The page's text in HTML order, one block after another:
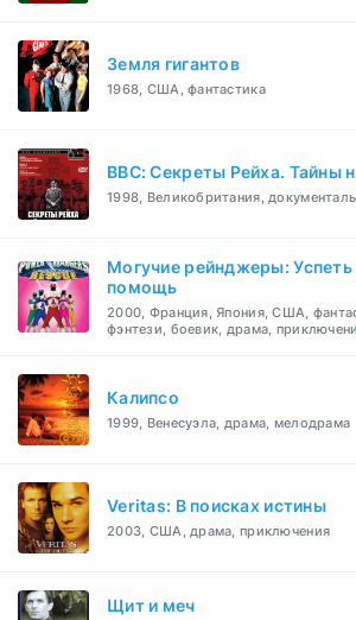
Земля гигантов
1968, США, фантастика
BBC: Секреты Рейха. Тайны
1998, Великобритания,
Могучие рейнджеры: Успеть
помощь
2000, Франция, Япония, США,
фэнтези, боевик, драма,
Калипсо
1999, Венесуэла, драма, мелодрама
Veritas: В поисках истины
2003, США, драма, приключения
Щит и меч